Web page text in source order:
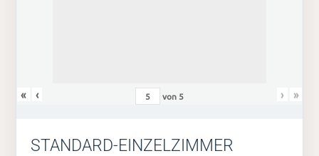
« ‹ von 5 › »
STANDARD-EINZELZIMMER